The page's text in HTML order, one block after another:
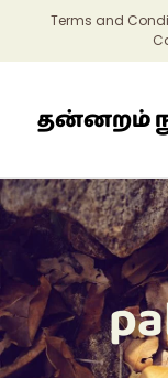
Terms and
தன்னறம்